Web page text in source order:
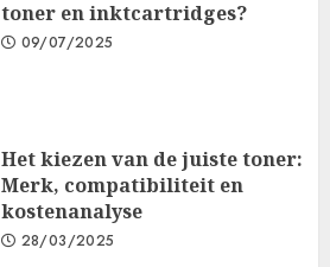
toner en inktcartridges?
09/07/2025
Het kiezen van de juiste toner:
Merk, compatibiliteit en
kostenanalyse
28/03/2025